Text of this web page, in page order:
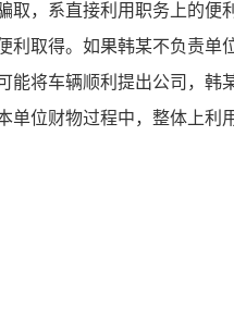
取，系直接利用职务上的便
取得。如果韩某不负责单
能将车辆顺利提出公司，韩
单位财物过程中，整体上利